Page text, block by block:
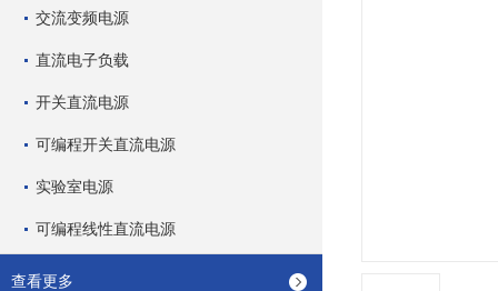
交流变频电源
直流电子负载
开关直流电源
可编程开关直流电源
实验室电源
可编程线性直流电源
查看更多